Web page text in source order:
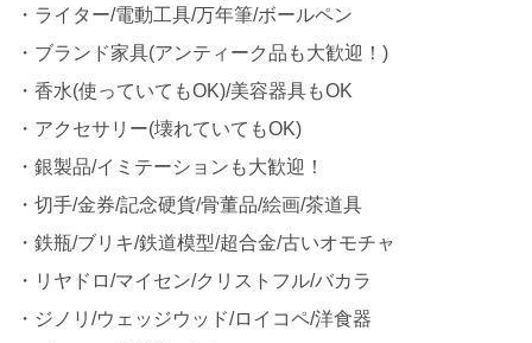
・ライター/電動工具/万年筆/ボールペン
・ブランド家具(アンティーク品も大歓迎！)
・香水(使っていてもOK)/美容器具もOK
・アクセサリー(壊れていてもOK)
・銀製品/イミテーションも大歓迎！
・切手/金券/記念硬貨/骨董品/絵画/茶道具
・鉄瓶/ブリキ/鉄道模型/超合金/古いオモチャ
・リヤドロ/マイセン/クリストフル/バカラ
・ジノリ/ウェッジウッド/ロイコペ/洋食器